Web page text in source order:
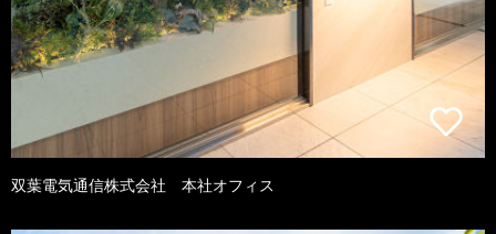
双葉電気通信株式会社 本社オフィス